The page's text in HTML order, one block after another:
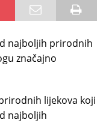
najboljih prirodnih
značajno
lijekova koji
najboljih